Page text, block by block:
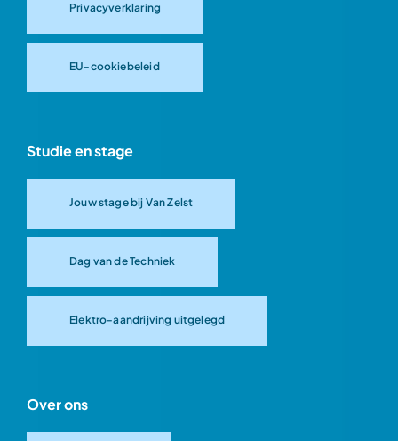
Privacyverklaring
EU-cookiebeleid
Studie en stage
Jouw stage bij Van Zelst
Dag van de Techniek
Elektro-aandrijving uitgelegd
Over ons